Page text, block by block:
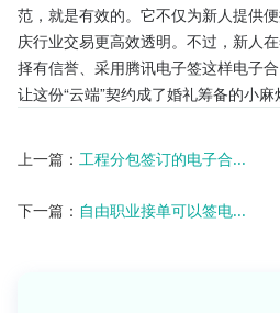
范，就是有效的。它不仅为新人提供
庆行业交易更高效透明。不过，新人
择有信誉、采用腾讯电子签这样电子
让这份“云端”契约成了婚礼筹备的小麻
上一篇： 工程分包签订的电子合...
下一篇： 自由职业接单可以签电...